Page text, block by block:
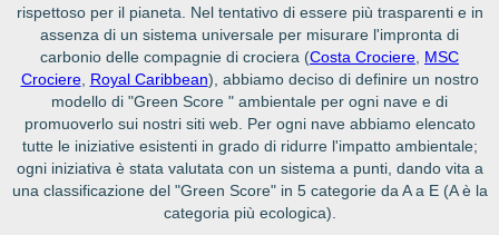
rispettoso per il pianeta. Nel tentativo di essere più trasparenti e in
assenza di un sistema universale per misurare l'impronta di
carbonio delle compagnie di crociera (Costa Crociere MSC
Crociere, Royal Caribbean), abbiamo deciso di definire un nostro
modello di "Green Score " ambientale per ogni nave e di
promuoverlo sui nostri siti web. Per ogni nave abbiamo elencato
tutte le iniziative esistenti in grado di ridurre l'impatto ambientale;
ogni iniziativa è stata valutata con un sistema a punti, dando vita a
una classificazione del "Green Score" in 5 categorie da A a E (A è la
categoria più ecologica).
Porti Compagnie
Ricerca